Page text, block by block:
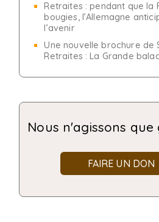
Retraites : pendant que la
bougies, l’Allemagne
l’avenir
Une nouvelle brochure de
Retraites : La Grande
Nous n'agissons que
FAIRE UN DON